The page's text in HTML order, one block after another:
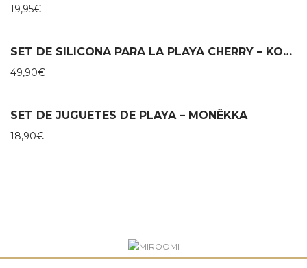
19,95€
SET DE SILICONA PARA LA PLAYA CHERRY – KONGES SLOJD
49,90€
SET DE JUGUETES DE PLAYA – MONËKKA
18,90€